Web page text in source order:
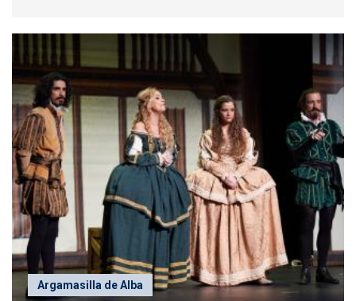
Argamasilla de Alba